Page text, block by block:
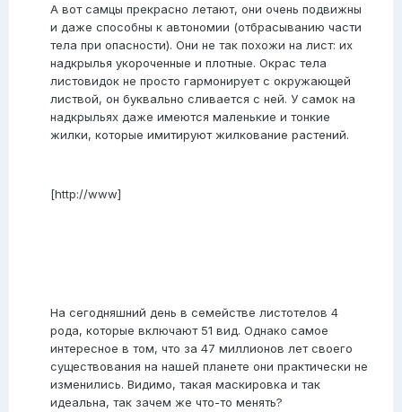
А вот самцы прекрасно летают, они очень подвижны
и даже способны к автономии (отбрасыванию части
тела при опасности). Они не так похожи на лист: их
надкрылья укороченные и плотные. Окрас тела
листовидок не просто гармонирует с окружающей
листвой, он буквально сливается с ней. У самок на
надкрыльях даже имеются маленькие и тонкие
жилки, которые имитируют жилкование растений.
[http://www]
На сегодняшний день в семействе листотелов 4
рода, которые включают 51 вид. Однако самое
интересное в том, что за 47 миллионов лет своего
существования на нашей планете они практически не
изменились. Видимо, такая маскировка и так
идеальна, так зачем же что-то менять?